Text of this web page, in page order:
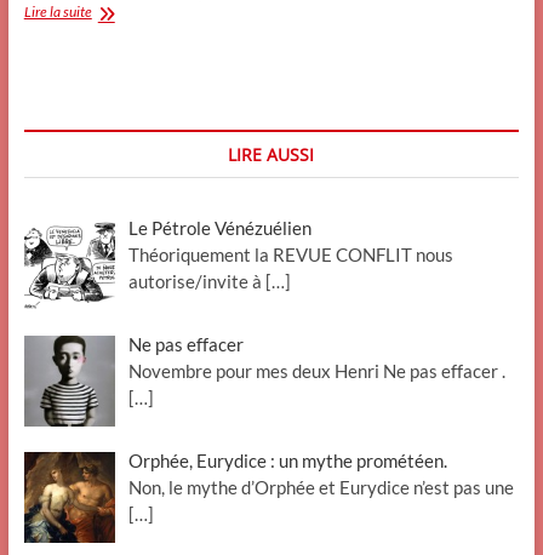
Lire la suite« L’islam
LIRE AUSSI
Le Pétrole Vénézuélien
Théoriquement la REVUE CONFLIT nous
autorise/invite à […]
Ne pas effacer
Novembre pour mes deux Henri Ne pas effacer .
[…]
Orphée, Eurydice : un mythe prométéen.
Non, le mythe d’Orphée et Eurydice n’est pas une
[…]